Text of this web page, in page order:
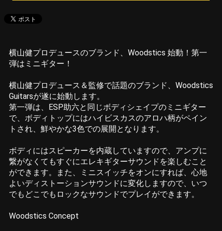
横山健プロデュースのブランド、Woodstics 始動！第一
弾はミニギター！
横山健プロデュース＆監修で話題のブランド、Woodstics
Guitarsが遂に始動します。
第一弾は、ESP助六と同じボディシェイプのミニギター
で、ボディトップにはハイビスカスのアロハ柄がペイン
トされ、鮮やかな3色での展開となります。
ボディにはスピーカーを内蔵していますので、アンプに
繋がなくてもすぐにエレキギターサウンドを楽しむこと
ができます。また、ミニスイッチをオンにすれば、心地
よいディストーションサウンドに変化しますので、いつ
でもどこでもロックなサウンドでプレイができます。
Woodstics Concept